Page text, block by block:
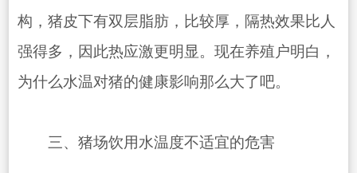
构，猪皮下有双层脂肪，比较厚，隔热效果比人
强得多，因此热应激更明显。现在养殖户明白，
为什么水温对猪的健康影响那么大了吧。
三、猪场饮用水温度不适宜的危害